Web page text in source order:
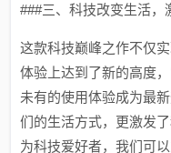
###三、科技改变生活，
这款科技巅峰之作不仅
体验上达到了新的高度
未有的使用体验成为最
们的生活方式，更激发
为科技爱好者，我们可